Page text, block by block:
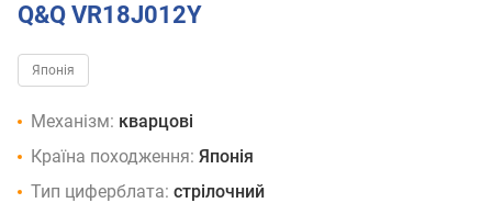
Q&Q VR18J012Y
Японія
Механізм: кварцові
Країна походження: Японія
Тип циферблата: стрілочний